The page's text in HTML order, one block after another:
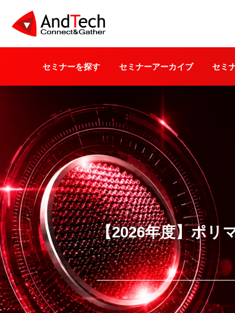
セミナーを探す セミナーアーカイブ セミ
【2026年度】ポリ